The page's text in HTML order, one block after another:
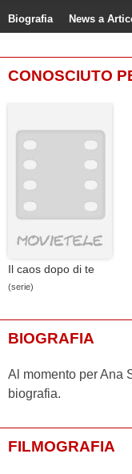
Biografia News a
CONOSCIUTO
Il caos dopo di te
(serie)
BIOGRAFIA
Al momento per Ana
biografia.
FILMOGRAFIA